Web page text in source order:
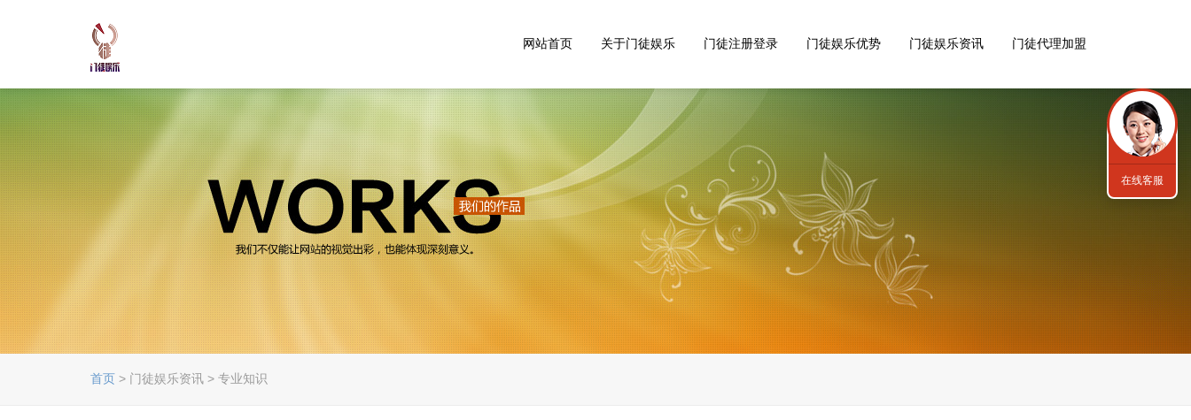
网站首页 关于门徒娱乐 门徒注册登录 门徒娱乐优势 门徒娱乐资讯 门徒代理加盟
首页 > 门徒娱乐资讯 > 专业知识
在线客服